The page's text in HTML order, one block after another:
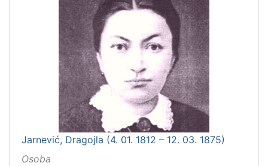
Jarnević, Dragojla (4. 01. 1812 – 12. 03. 1875)
Osoba